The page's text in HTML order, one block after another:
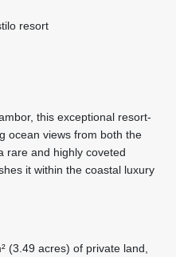
resort
this exceptional resort-
ocean views from both the
rare and highly coveted
it within the coastal luxury
(3.49 acres) of private land,